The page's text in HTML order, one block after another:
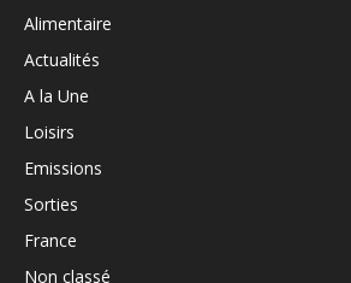
Alimentaire
Actualités
A la Une
Loisirs
Emissions
Sorties
France
Non classé